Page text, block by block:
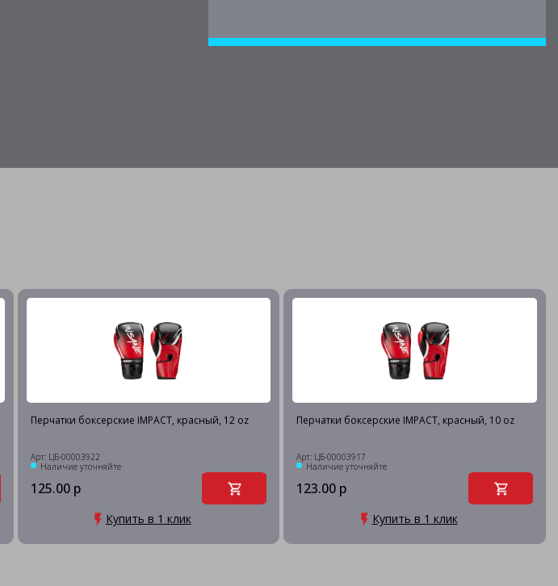
Перчатки боксерские IMPACT, красный, 12 oz
Арт: ЦБ-00003922
Наличие уточняйте
125.00 р
Купить в 1 клик
Перчатки боксерские IMPACT, красный, 10 oz
Арт: ЦБ-00003917
Наличие уточняйте
123.00 р
Купить в 1 клик